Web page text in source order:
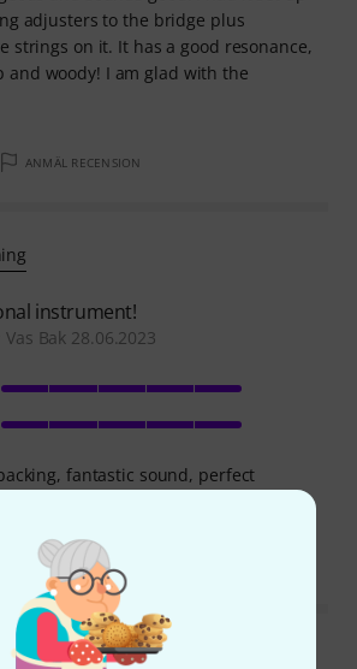
adjusters to the bridge plus
strings on it. It has a good resonance,
and woody! I am glad with the
ANMÄL RECENSION
instrument!
Vas Bak 28.06.2023
fantastic sound, perfect
ANMÄL RECENSION